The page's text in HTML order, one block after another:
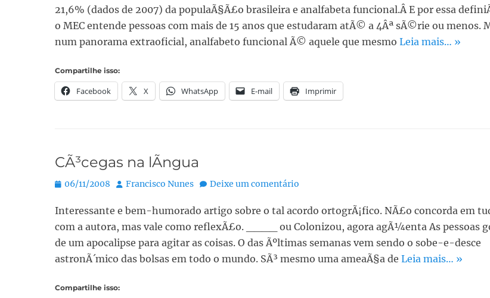
21,6% (dados de 2007) da populaÃ§Ã£o brasileira e analfabeta funcional.Â E por essa
o MEC entende pessoas com mais de 15 anos que estudaram atÃ© a 4Âª sÃ©rie ou menos.
num panorama extraoficial, analfabeto funcional Ã© aquele que mesmo Leia mais… »
Compartilhe isso:
Facebook X WhatsApp E-mail Imprimir
CÃ³cegas na lÃ­ngua
Posted
06/11/2008 Autor:
Francisco Nunes Deixe um comentário
Interessante e bem-humorado artigo sobre o tal acordo ortogrÃ¡fico. NÃ£o concorda em
com a autora, mas vale como reflexÃ£o. ____ ou Colonizou, agora agÃ¼enta As pessoas
de um apocalipse para agitar as coisas. O das Ãºltimas semanas vem sendo o sobe-e-desce
astronÃ´mico das bolsas em todo o mundo. SÃ³ mesmo uma ameaÃ§a de Leia mais… »
Compartilhe isso: